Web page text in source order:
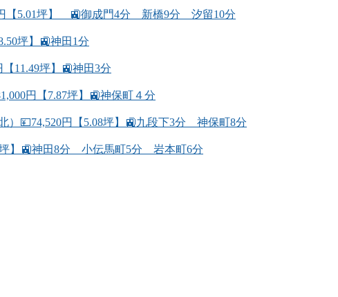
円【5.01坪】 🚉御成門4分 新橋9分 汐留10分
坪】🚉神田1分
11.49坪】🚉神田3分
円【7.87坪】🚉神保町４分
）💴74,520円【5.08坪】🚉九段下3分 神保町8分
坪】🚉神田8分 小伝馬町5分 岩本町6分